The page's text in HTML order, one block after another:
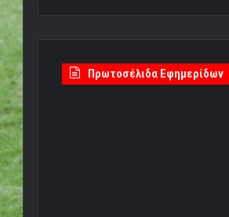
Πρωτοσέλιδα Εφημερίδων